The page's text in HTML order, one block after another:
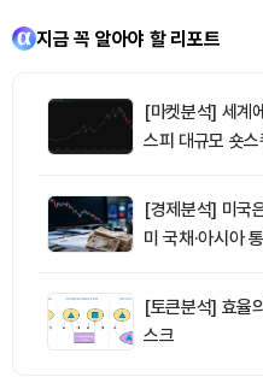
지금 꼭 알아야 할 리포트
[마켓분석] 세계
스피 대규모 숏스
[경제분석] 미국
미 국채·아시아
[토큰분석] 효율
스크